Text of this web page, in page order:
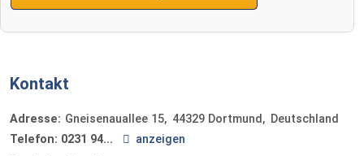
Kontakt
Adresse: Gneisenauallee 15 44329 Dortmund
Deutschland
Telefon: 0231 94...
anzeigen